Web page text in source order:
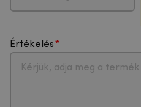
Értékelés